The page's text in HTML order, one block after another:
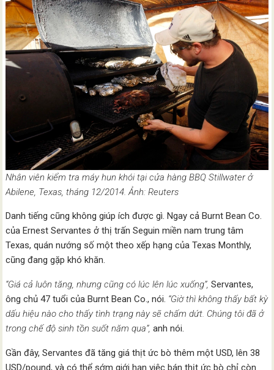
Nhân viên kiểm tra máy hun khói tại cửa hàng BBQ Stillwater ở
Abilene, Texas, tháng 12/2014. Ảnh: Reuters
Danh tiếng cũng không giúp ích được gì. Ngay cả Burnt Bean Co.
của Ernest Servantes ở thị trấn Seguin miền nam trung tâm
Texas, quán nướng số một theo xếp hạng của Texas Monthly,
cũng đang gặp khó khăn.
“Giá cả luôn tăng, nhưng cũng có lúc lên lúc xuống”,Servantes,
ông chủ 47 tuổi của Burnt Bean Co., nói. “Giờ thì không thấy bất kỳ
dấu hiệu nào cho thấy tình trạng này sẽ chấm dứt. Chúng tôi đã ở
trong chế độ sinh tồn suốt năm qua”,anh nói.
Gần đây, Servantes đã tăng giá thịt ức bò thêm một USD, lên 38
USD/pound, và có thể sớm giới hạn việc bán thịt ức bò chỉ còn